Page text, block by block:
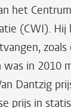
het Centrum
(CWI). Hij
zoals
was in 2010
Dantzig
prijs in